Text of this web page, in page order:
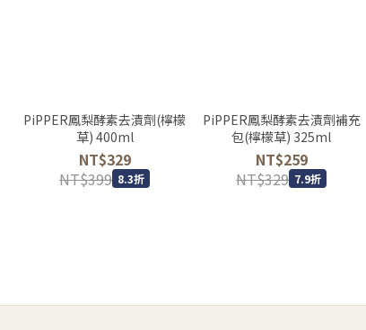
PiPPER鳳梨酵素去漬劑(檸檬
草) 400ml
NT$329
NT$399 8.3折
PiPPER鳳梨酵素去漬劑補充
包(檸檬草) 325ml
NT$259
NT$329 7.9折